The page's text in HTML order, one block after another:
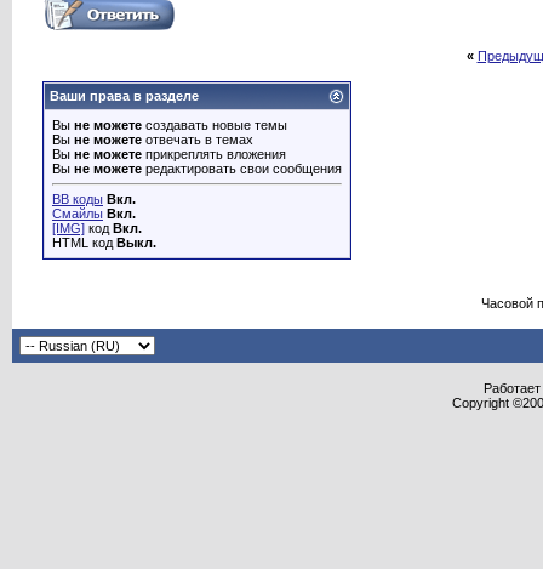
«
Ваши права в разделе
Вы не можете создавать новые темы
Вы не можете отвечать в темах
Вы не можете прикреплять вложения
Вы не можете редактировать свои сообщения
BB коды Вкл.
Смайлы Вкл.
[IMG] код Вкл.
HTML код Выкл.
Часовой
Copyright